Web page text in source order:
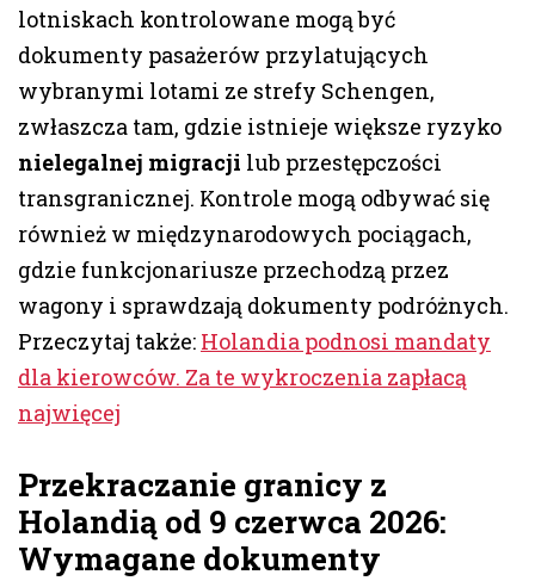
lotniskach kontrolowane mogą być
dokumenty pasażerów przylatujących
wybranymi lotami ze strefy Schengen,
zwłaszcza tam, gdzie istnieje większe ryzyko
nielegalnej migracji lub przestępczości
transgranicznej. Kontrole mogą odbywać się
również w międzynarodowych pociągach,
gdzie funkcjonariusze przechodzą przez
wagony i sprawdzają dokumenty podróżnych.
Przeczytaj także: Holandia podnosi mandaty
dla kierowców. Za te wykroczenia zapłacą
najwięcej
Przekraczanie granicy z
Holandią od 9 czerwca 2026:
Wymagane dokumenty